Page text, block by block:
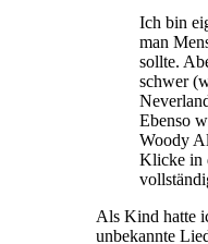
Ich bin
man
sollte.
schwer
Ebenso
Woody
Klicke in
Als Kind hatte
unbekannte